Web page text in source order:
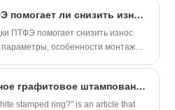
и каковы ее основные функции.
Шайба прокладки ПТФЭ помогает ли снизить износ оборудования?
ПТФЭ помогает снизить износ
особенности монтажа и
Как выбрать правильное графитовое штампованное кольцо?
stamped ring?" is an article that